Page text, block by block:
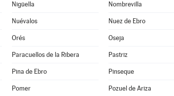
Nigüella Nombrevilla
Nuévalos Nuez de Ebro
Orés Oseja
Paracuellos de la Ribera Pastriz
Pina de Ebro Pinseque
Pomer Pozuel de Ariza